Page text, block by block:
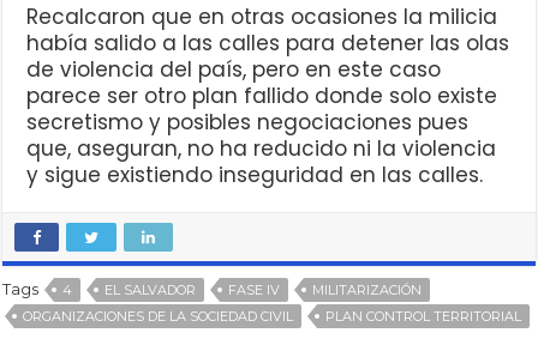
Recalcaron que en otras ocasiones la milicia
había salido a las calles para detener las olas
de violencia del país, pero en este caso
parece ser otro plan fallido donde solo existe
secretismo y posibles negociaciones pues
que, aseguran, no ha reducido ni la violencia
y sigue existiendo inseguridad en las calles.
Tags 4 EL SALVADOR FASE IV
MILITARIZACIÓN
ORGANIZACIONES DE LA SOCIEDAD CIVIL
PLAN CONTROL TERRITORIAL